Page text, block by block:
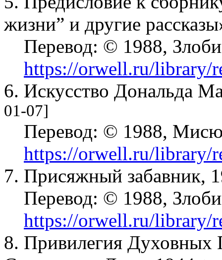
жизни” и другие
Перевод: © 1988,
https://orwell.ru/library/
6. Искусство Дональда
01-07]
Перевод: © 1988,
https://orwell.ru/library/
7. Присяжный забавник,
Перевод: © 1988,
https://orwell.ru/library/
8. Привилегия Духовных